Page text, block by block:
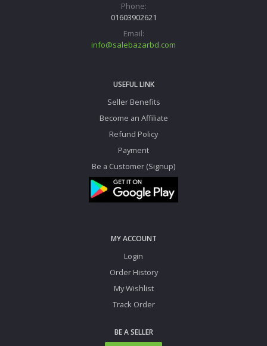
Phone:
01603902621
Email:
info@salebazarbd.com
USEFUL LINK
Seller Benefits
Become an Affiliate
Refund Policy
Payment
Be a Customer (Signup)
MY ACCOUNT
Login
Order History
My Wishlist
Track Order
BE A SELLER